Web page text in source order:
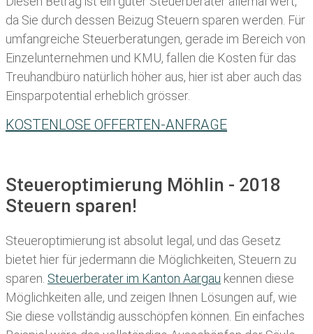
da Sie durch dessen Beizug Steuern sparen werden. Für
umfangreiche Steuerberatungen, gerade im Bereich von
Einzelunternehmen und KMU, fallen die Kosten für das
Treuhandbüro natürlich höher aus, hier ist aber auch das
Einsparpotential erheblich grösser.
KOSTENLOSE OFFERTEN-ANFRAGE
Steueroptimierung Möhlin - 2018
Steuern sparen!
Steueroptimierung ist absolut legal, und das Gesetz
bietet hier für jedermann die Möglichkeiten, Steuern zu
sparen. Steuerberater im K anton Aargau kennen diese
Möglichkeiten alle, und zeigen Ihnen Lösungen auf, wie
Sie diese vollständig ausschöpfen können. Ein einfaches